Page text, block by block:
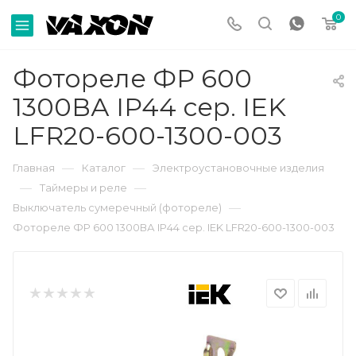
0
Фотореле ФР 600
1300ВА IP44 сер. IEK
LFR20-600-1300-003
Главная — Каталог — Электроустановочные изделия
— Таймеры и реле —
Выключатель сумеречный (фотореле) —
Фотореле ФР 600 1300ВА IP44 сер. IEK LFR20-600-1300-003